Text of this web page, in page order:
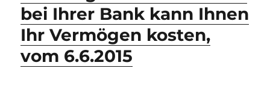
bei Ihrer Bank kann Ihnen
Ihr Vermögen kosten,
vom 6.6.2015